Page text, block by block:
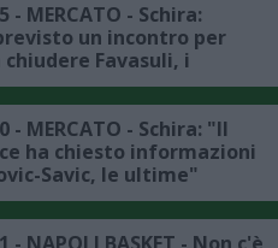
- MERCATO - Schira:
un incontro per
Favasuli, i
- MERCATO - Schira: "Il
ha chiesto informazioni
Savic, le ultime"